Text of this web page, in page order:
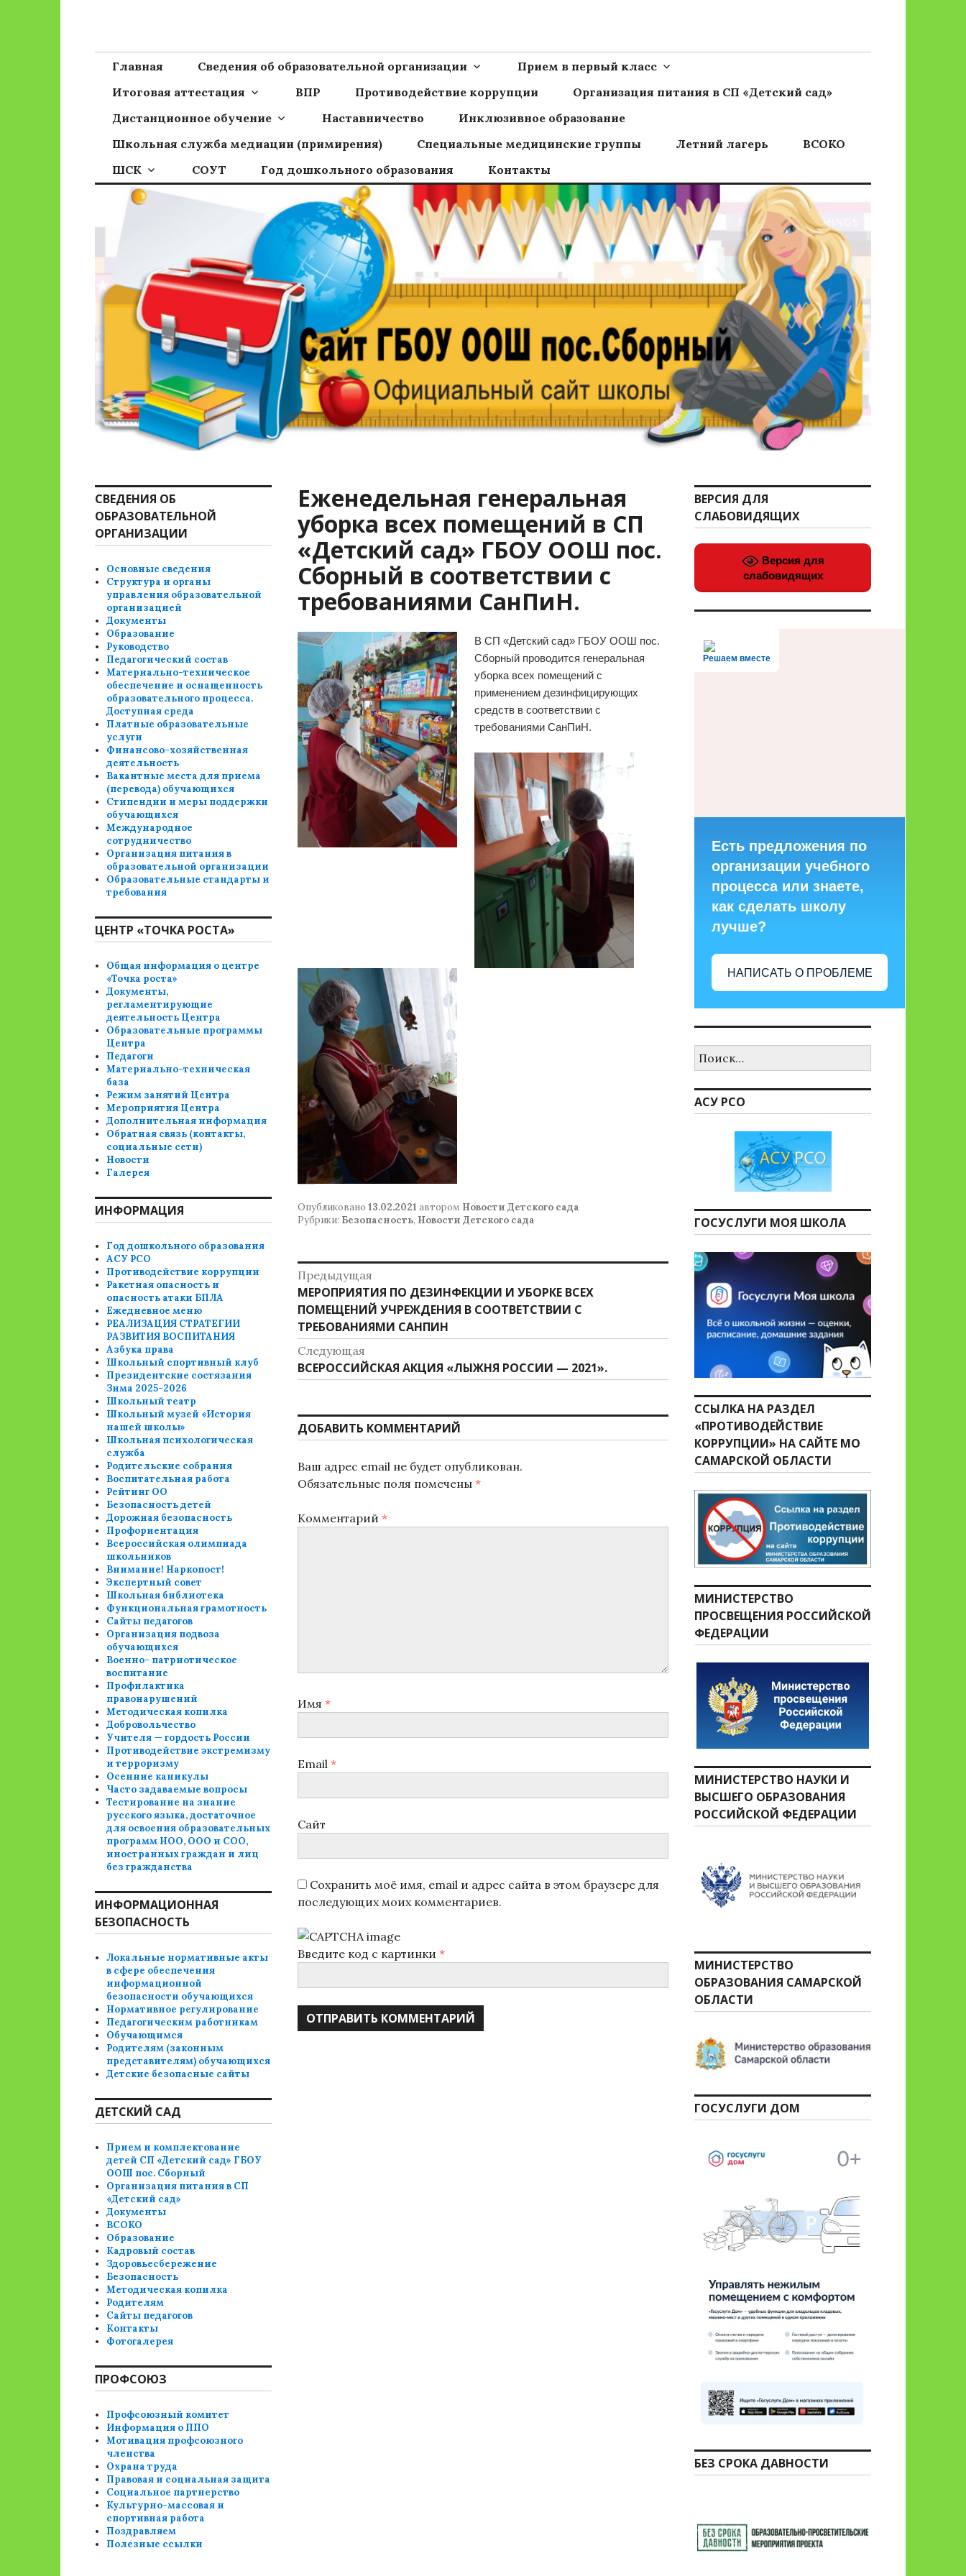
Сайт ГБОУ ООШ пос.Сборный
Главная Сведения об образовательной организации
Прием в первый класс
Итоговая аттестация
ВПР Противодействие коррупции
Организация питания в СП «Детский сад»
Дистанционное обучение
Наставничество
Инклюзивное образование
Школьная служба медиации (примирения)
Специальные медицинские группы Летний лагерь
ВСОКО
ШСК
СОУТ Год дошкольного образования Контакты
Еженедельная генеральная
уборка всех помещений в СП
«Детский сад» ГБОУ ООШ пос.
Сборный в соответствии с
требованиями СанПиН.
В СП «Детский сад» ГБОУ ООШ пос.
Сборный проводится генеральная
уборка всех помещений с
применением дезинфицирующих
средств в соответствии с
требованиями СанПиН.
Опубликовано 13.02.2021 автором Новости Детского сада
Рубрики: Безопасность, Новости Детского сада
Навигация
по
записям
Предыдущая
Предыдущая
запись:
МЕРОПРИЯТИЯ ПО ДЕЗИНФЕКЦИИ И УБОРКЕ ВСЕХ
ПОМЕЩЕНИЙ УЧРЕЖДЕНИЯ В СООТВЕТСТВИИ С
ТРЕБОВАНИЯМИ САНПИН
Следующая
Следующая
запись:
ВСЕРОССИЙСКАЯ АКЦИЯ «ЛЫЖНЯ РОССИИ — 2021».
ДОБАВИТЬ КОММЕНТАРИЙ
Ваш адрес email не будет опубликован.
Обязательные поля помечены *
Комментарий *
Имя *
Email *
Сайт
Сохранить моё имя, email и адрес сайта в этом браузере для
последующих моих комментариев.
Введите код с картинки *
СВЕДЕНИЯ ОБ
ОБРАЗОВАТЕЛЬНОЙ
ОРГАНИЗАЦИИ
Основные сведения
Структура и органы
управления образовательной
организацией
Документы
Образование
Руководство
Педагогический состав
Материально-техническое
обеспечение и оснащенность
образовательного процесса.
Доступная среда
Платные образовательные
услуги
Финансово-хозяйственная
деятельность
Вакантные места для приема
(перевода) обучающихся
Стипендии и меры поддержки
обучающихся
Международное
сотрудничество
Организация питания в
образовательной организации
Образовательные стандарты и
требования
ЦЕНТР «ТОЧКА РОСТА»
Общая информация о центре
«Точка роста»
Документы,
регламентирующие
деятельность Центра
Образовательные программы
Центра
Педагоги
Материально-техническая
база
Режим занятий Центра
Мероприятия Центра
Дополнительная информация
Обратная связь (контакты,
социальные сети)
Новости
Галерея
ИНФОРМАЦИЯ
Год дошкольного образования
АСУ РСО
Противодействие коррупции
Ракетная опасность и
опасность атаки БПЛА
Ежедневное меню
РЕАЛИЗАЦИЯ СТРАТЕГИИ
РАЗВИТИЯ ВОСПИТАНИЯ
Азбука права
Школьный спортивный клуб
Президентские состязания
Зима 2025-2026
Школьный театр
Школьный музей «История
нашей школы»
Школьная психологическая
служба
Родительские собрания
Воспитательная работа
Рейтинг ОО
Безопасность детей
Дорожная безопасность
Профориентация
Всероссийская олимпиада
школьников
Внимание! Наркопост!
Экспертный совет
Школьная библиотека
Функциональная грамотность
Сайты педагогов
Организация подвоза
обучающихся
Военно- патриотическое
воспитание
Профилактика
правонарушений
Методическая копилка
Добровольчество
Учителя — гордость России
Противодействие экстремизму
и терроризму
Осенние каникулы
Часто задаваемые вопросы
Тестирование на знание
русского языка, достаточное
для освоения образовательных
программ НОО, ООО и СОО,
иностранных граждан и лиц
без гражданства
ИНФОРМАЦИОННАЯ
БЕЗОПАСНОСТЬ
Локальные нормативные акты
в сфере обеспечения
информационной
безопасности обучающихся
Нормативное регулирование
Педагогическим работникам
Обучающимся
Родителям (законным
представителям) обучающихся
Детские безопасные сайты
ДЕТСКИЙ САД
Прием и комплектование
детей СП «Детский сад» ГБОУ
ООШ пос. Сборный
Организация питания в СП
«Детский сад»
Документы
ВСОКО
Образование
Кадровый состав
Здоровьесбережение
Безопасность
Методическая копилка
Родителям
Сайты педагогов
Контакты
Фотогалерея
ПРОФСОЮЗ
Профсоюзный комитет
Информация о ППО
Мотивация профсоюзного
членства
Охрана труда
Правовая и социальная защита
Социальное партнерство
Культурно-массовая и
спортивная работа
Поздравляем
Полезные ссылки
ВЕРСИЯ ДЛЯ
СЛАБОВИДЯЩИХ
Версия для
слабовидящих
Решаем вместе
Есть предложения по
организации учебного
процесса или знаете,
как сделать школу
лучше?
НАПИСАТЬ О ПРОБЛЕМЕ
АСУ РСО
ГОСУСЛУГИ МОЯ ШКОЛА
ССЫЛКА НА РАЗДЕЛ
«ПРОТИВОДЕЙСТВИЕ
КОРРУПЦИИ» НА САЙТЕ МО
САМАРСКОЙ ОБЛАСТИ
МИНИСТЕРСТВО
ПРОСВЕЩЕНИЯ РОССИЙСКОЙ
ФЕДЕРАЦИИ
МИНИСТЕРСТВО НАУКИ И
ВЫСШЕГО ОБРАЗОВАНИЯ
РОССИЙСКОЙ ФЕДЕРАЦИИ
МИНИСТЕРСТВО
ОБРАЗОВАНИЯ САМАРСКОЙ
ОБЛАСТИ
ГОСУСЛУГИ ДОМ
БЕЗ СРОКА ДАВНОСТИ